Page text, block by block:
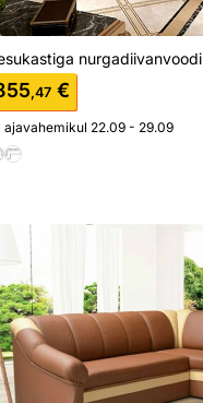
nurgadiivanvoodi
,47 €
ajavahemikul 22.09 - 29.09